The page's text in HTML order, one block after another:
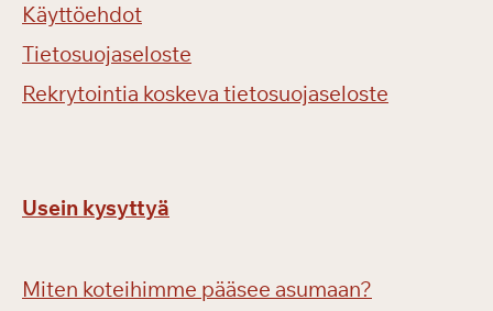
Käyttöehdot
Tietosuojaseloste
Rekrytointia koskeva tietosuojaseloste
Usein kysyttyä
Miten koteihimme pääsee asumaan?